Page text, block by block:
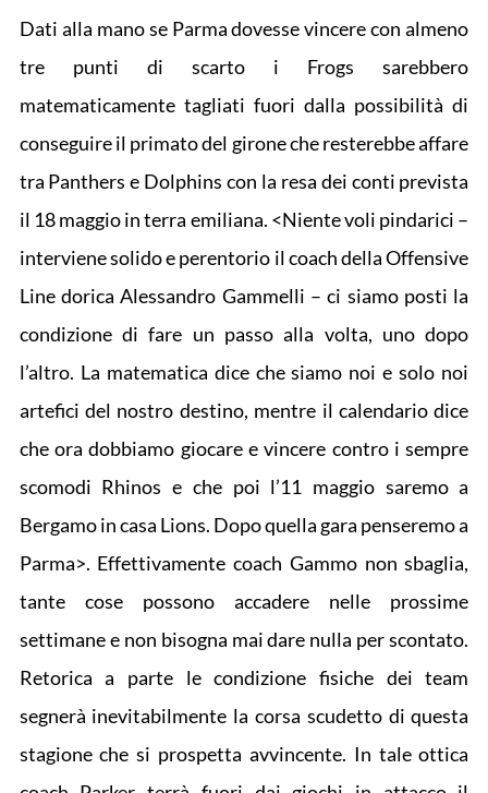
Dati alla mano se Parma dovesse vincere con almeno
tre punti di scarto i Frogs sarebbero
matematicamente tagliati fuori dalla possibilità di
conseguire il primato del girone che resterebbe affare
tra Panthers e Dolphins con la resa dei conti prevista
il 18 maggio in terra emiliana. <Niente voli pindarici –
interviene solido e perentorio il coach della Offensive
Line dorica Alessandro Gammelli – ci siamo posti la
condizione di fare un passo alla volta, uno dopo
l’altro. La matematica dice che siamo noi e solo noi
artefici del nostro destino, mentre il calendario dice
che ora dobbiamo giocare e vincere contro i sempre
scomodi Rhinos e che poi l’11 maggio saremo a
Bergamo in casa Lions. Dopo quella gara penseremo a
Parma>. Effettivamente coach Gammo non sbaglia,
tante cose possono accadere nelle prossime
settimane e non bisogna mai dare nulla per scontato.
Retorica a parte le condizione fisiche dei team
segnerà inevitabilmente la corsa scudetto di questa
stagione che si prospetta avvincente. In tale ottica